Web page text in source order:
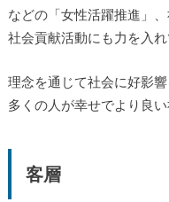
などの「女性活躍推進」
社会貢献活動にも力を入れ
理念を通じて社会に好影
多くの人が幸せでより良
客層